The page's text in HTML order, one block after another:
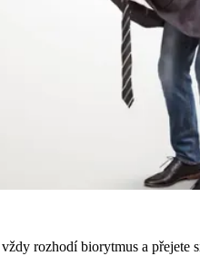
rozhodí biorytmus a